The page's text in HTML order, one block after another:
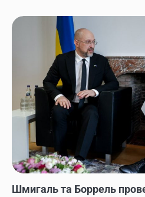
Шмигаль та Боррель